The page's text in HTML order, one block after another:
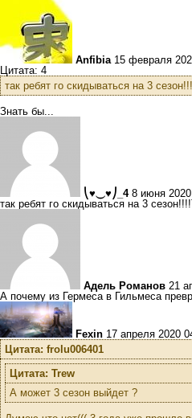
Anfibia 15 февраля
Цитата: 4
так ребят го скидываться на 3
Знать бы...
⎝♥⏝♥⎠_4 8 июня
так ребят го скидываться на 3
Адель Романов 21
А почему из Гермеса в Гильмеса
Fexin 17 апреля 2020
Цитата: frolu006401
Цитата: Trew
А может 3 сезон выйдет ?